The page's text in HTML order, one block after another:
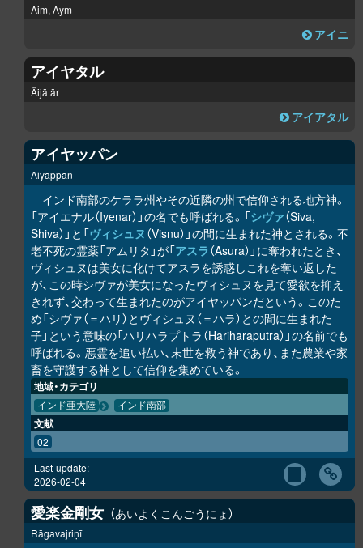
Aim, Aym
アイニ
アイヤタル
Äijätär
アイアタル
アイヤッパン
Aiyappan
インド南部のケララ州やその近隣の州で信仰される地方神。
「アイエナル（Iyenar）」の名でも呼ばれる。「シヴァ（Siva,
Shiva）」と「ヴィシュヌ （Visnu）」の間に生まれた神とされる。不
老不死の霊薬「アムリタ」が「アスラ （Asura）」に奪われたとき、
ヴィシュヌは美女に化けてアスラを誘惑しこれを奪い返した
が、この時シヴァが美女になったヴィシュヌを見て愛欲を抑え
きれず、交わって生まれたのがアイヤッパンだという。このた
め「シヴァ（＝ハリ）とヴィシュヌ（＝ハラ）との間に生まれた
子」という意味の「ハリハラプトラ（Hariharaputra）」の名前でも
呼ばれる。悪霊を追い払い、末世を救う神であり、また農業や家
畜を守護する神として信仰を集めている。
地域・カテゴリ
インド亜大陸 インド南部
文献
02
Last-update:
2026-02-04
愛楽金剛女 あいよくこんごうにょ
Rāgavajriṇī